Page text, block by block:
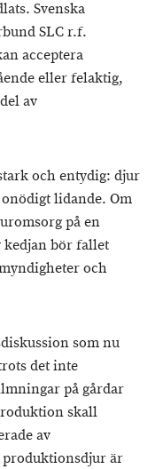
Svenska
SLC r.f.
acceptera
eller felaktig,
av
och entydig: djur
lidande. Om
på en
kedjan bör fallet
och
som nu
det inte
på gårdar
skall
av
produktionsdjur är